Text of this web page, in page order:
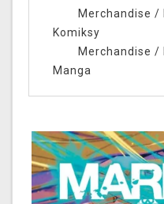
Merchandise /
Komiksy
Merchandise /
Manga